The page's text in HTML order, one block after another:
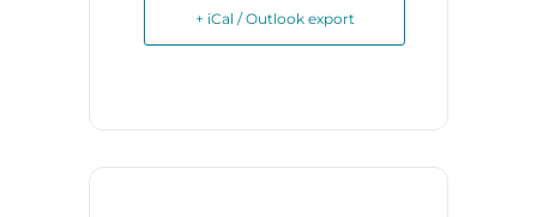
+ iCal / Outlook export